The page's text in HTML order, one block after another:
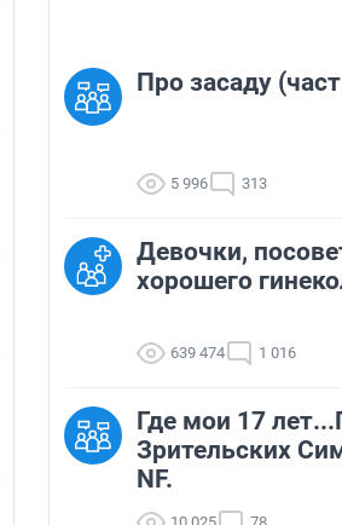
Про засаду
5 996 313
Девочки,
хорошего
639 474 1 016
Где мои 17
Зрительских
NF.